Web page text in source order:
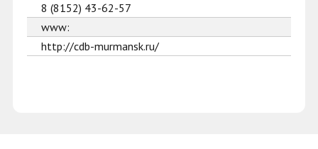
8 (8152) 43-62-57
www:
http://cdb-murmansk.ru/